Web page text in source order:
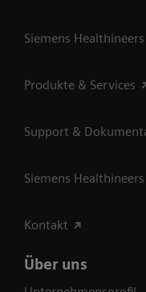
Siemens
Produkte & Services
Support &
Siemens
Kontakt
Über uns